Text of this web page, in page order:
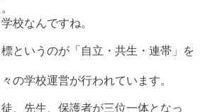
校なんですね。
というのが「自立・共生・連帯」を
の学校運営が行われています。
、先生、保護者が三位一体となっ